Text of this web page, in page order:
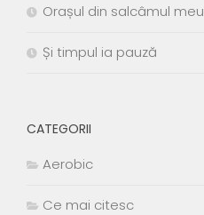
Orașul din salcâmul meu
Și timpul ia pauză
CATEGORII
Aerobic
Ce mai citesc